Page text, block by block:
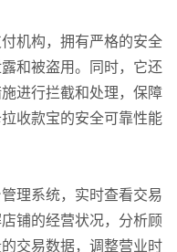
机构，拥有严格的安全
和被盗用。同时，它还
进行拦截和处理，保障
收款宝的安全可靠性能
理系统，实时查看交易
铺的经营状况，分析顾
交易数据，调整营业时